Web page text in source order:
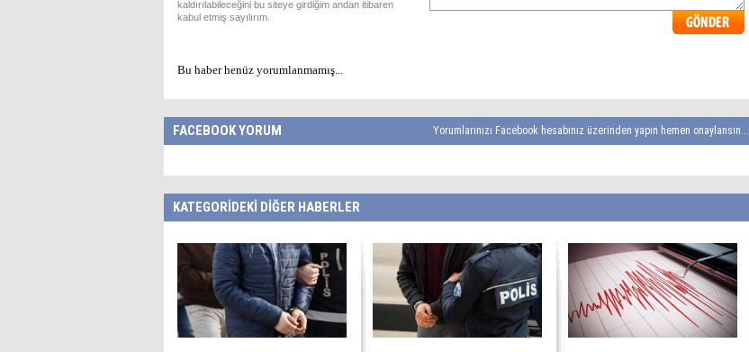
kaldırılabileceğini bu siteye girdiğim andan itibaren
kabul etmiş sayılırım.
Bu haber henüz yorumlanmamış...
FACEBOOK YORUM Yorumlarınızı Facebook hesabınız üzerinden yapın hemen onaylansın...
KATEGORİDEKİ DİĞER HABERLER